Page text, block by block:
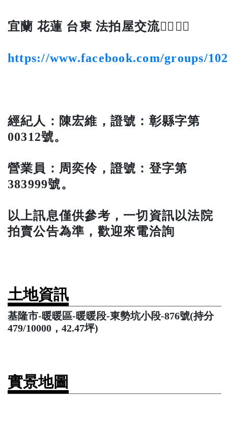
宜蘭 花蓮 台東 法拍屋交流👍🏻👍🏻
https://www.facebook.com/groups/
經紀人：陳宏維，證號：彰縣字第
00312號。
營業員：周奕伶，證號：登字第
383999號。
以上訊息僅供參考，一切資訊以法院
拍賣公告為準，歡迎來電洽詢
土地資訊
基隆市-暖暖區-暖暖段-東勢坑小段-876號(持分
479/10000，42.47坪)
實景地圖